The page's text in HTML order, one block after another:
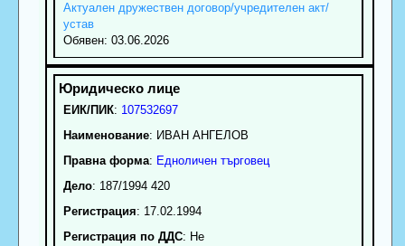
Актуален дружествен договор/учредителен акт/
устав
Обявен: 03.06.2026
ЕИК/ПИК: 107532697
Наименование: ИВАН АНГЕЛОВ
Правна форма: Едноличен търговец
Дело: 187/1994 420
Регистрация: 17.02.1994
Регистрация по ДДС: Нe